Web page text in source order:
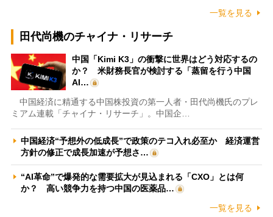
一覧を見る
田代尚機のチャイナ・リサーチ
中国「Kimi K3」の衝撃に世界はどう対応するの
か？ 米財務長官が検討する「蒸留を行う中国
AI…
中国経済に精通する中国株投資の第一人者・田代尚機氏のプレ
ミアム連載「チャイナ・リサーチ」。中国企…
中国経済“予想外の低成長”で政策のテコ入れ必至か 経済運営
方針の修正で成長加速が予想さ…
“AI革命”で爆発的な需要拡大が見込まれる「CXO」とは何
か？ 高い競争力を持つ中国の医薬品…
一覧を見る